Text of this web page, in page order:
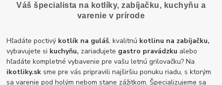
Váš špecialista na kotlíky, zabíjačku, kuchyňu a
varenie v prírode
Hľadáte poctivý kotlík na guláš, kvalitnú kotlinu na zabíjačku,
vybavujete si kuchyňu, zariaďujete gastro pravádzku alebo
hľadáte kompletné vybavenie pre vašu letnú grilovačku? Na
ikotliky.sk sme pre vás pripravili najširšiu ponuku riadu, s ktorým
sa varenie pod holým nebom stane zážitkom. Špecializujeme sa